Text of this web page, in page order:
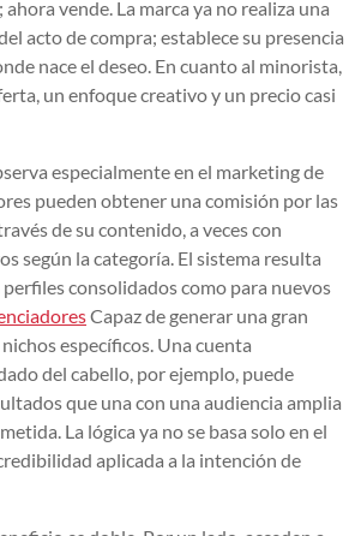
vende. La marca ya no realiza una
acto de compra; establece su presencia
nace el deseo. En cuanto al minorista,
un enfoque creativo y un precio casi
especialmente en el marketing de
pueden obtener una comisión por las
de su contenido, a veces con
según la categoría. El sistema resulta
consolidados como para nuevos
Capaz de generar una gran
específicos. Una cuenta
del cabello, por ejemplo, puede
que una con una audiencia amplia
La lógica ya no se basa solo en el
aplicada a la intención de